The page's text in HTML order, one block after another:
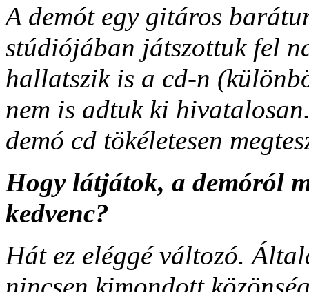
A demót egy gitáros
stúdiójában játszottuk fel
hallatszik is a cd-n
nem is adtuk ki
demó cd tökéletesen
Hogy látjátok, a demóról
kedvenc?
Hát ez eléggé változó.
nincsen kimondott